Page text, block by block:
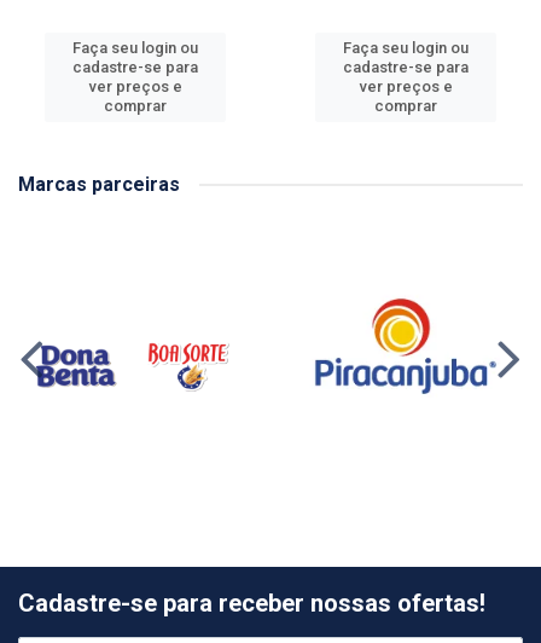
Faça seu login ou
cadastre-se para
ver preços e
comprar
Faça seu login ou
cadastre-se para
ver preços e
comprar
Marcas parceiras
Cadastre-se para receber nossas ofertas!